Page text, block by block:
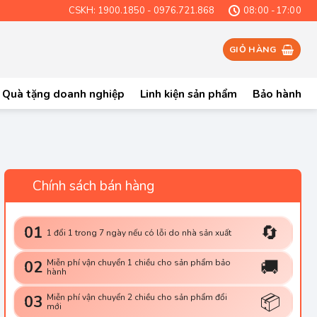
CSKH: 1900.1850 - 0976.721.868 08:00 -17:00
GIỎ HÀNG
Quà tặng doanh nghiệp Linh kiện sản phẩm Bảo hành
số lượng
Chính sách bán hàng
01 1 đổi 1 trong 7 ngày nếu có lỗi do nhà sản xuất 🔄
02 Miễn phí vận chuyển 1 chiều cho sản phẩm bảo
hành
🚚
03 Miễn phí vận chuyển 2 chiều cho sản phẩm đổi
mới
📦